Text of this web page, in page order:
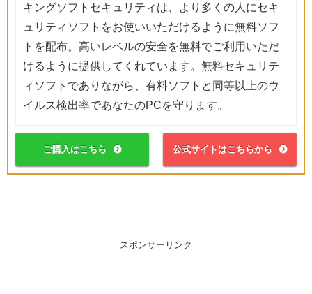
キングソフトセキュリティは、より多くの人にセキ
ュリティソフトをお使いいただけるように無料ソフ
トを配布。高いレベルの安全を無料でご利用いただ
けるように提供してくれています。無料セキュリテ
ィソフトでありながら、有料ソフトと同等以上のウ
イルス検出率であなたのPCを守ります。
ご購入はこちら 公式サイトはこちらから
スポンサーリンク